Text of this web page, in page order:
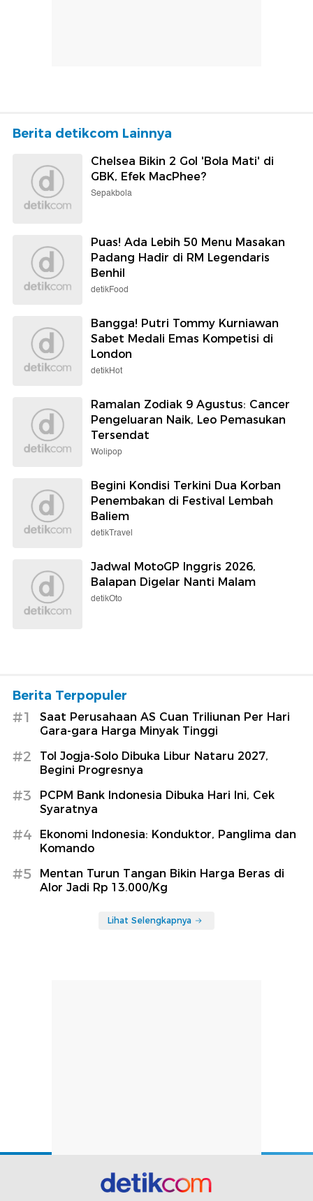
Berita detikcom Lainnya
Chelsea Bikin 2 Gol 'Bola Mati' di
GBK, Efek MacPhee?
Sepakbola
Puas! Ada Lebih 50 Menu Masakan
Padang Hadir di RM Legendaris
Benhil
detikFood
Bangga! Putri Tommy Kurniawan
Sabet Medali Emas Kompetisi di
London
detikHot
Ramalan Zodiak 9 Agustus: Cancer
Pengeluaran Naik, Leo Pemasukan
Tersendat
Wolipop
Begini Kondisi Terkini Dua Korban
Penembakan di Festival Lembah
Baliem
detikTravel
Jadwal MotoGP Inggris 2026,
Balapan Digelar Nanti Malam
detikOto
Berita Terpopuler
#1
Saat Perusahaan AS Cuan Triliunan Per Hari
Gara-gara Harga Minyak Tinggi
#2
Tol Jogja-Solo Dibuka Libur Nataru 2027,
Begini Progresnya
#3
PCPM Bank Indonesia Dibuka Hari Ini, Cek
Syaratnya
#4
Ekonomi Indonesia: Konduktor, Panglima dan
Komando
#5
Mentan Turun Tangan Bikin Harga Beras di
Alor Jadi Rp 13.000/Kg
Lihat Selengkapnya